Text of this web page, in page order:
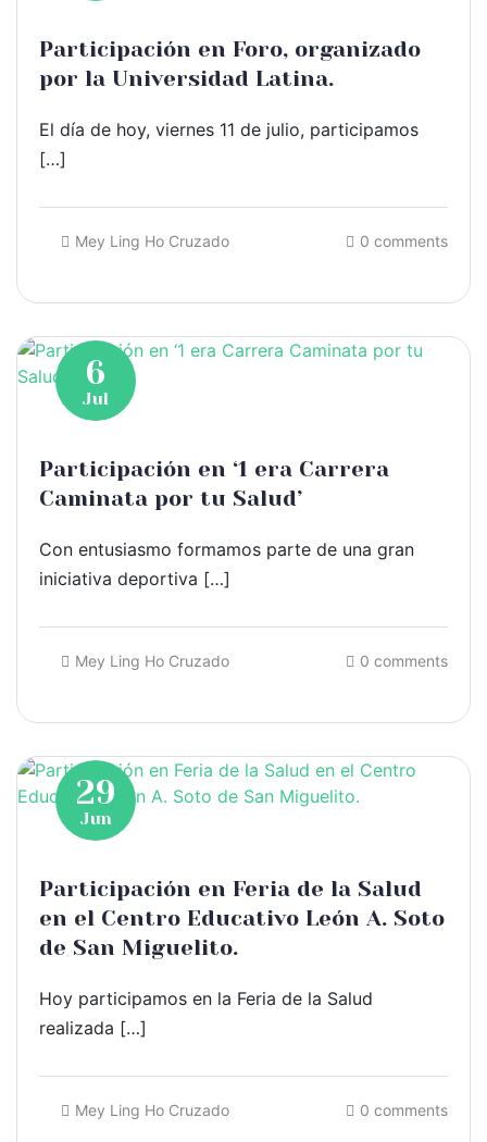
Participación en Foro, organizado
por la Universidad Latina.
El día de hoy, viernes 11 de julio, participamos
[…]
Mey Ling Ho Cruzado 0 comments
6
Jul
Participación en ‘1 era Carrera
Caminata por tu Salud’
Con entusiasmo formamos parte de una gran
iniciativa deportiva […]
Mey Ling Ho Cruzado 0 comments
29
Jun
Participación en Feria de la Salud
en el Centro Educativo León A. Soto
de San Miguelito.
Hoy participamos en la Feria de la Salud
realizada […]
Mey Ling Ho Cruzado 0 comments